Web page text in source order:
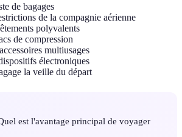
de bagages
de la compagnie aérienne
polyvalents
de compression
multiusages
électroniques
la veille du départ
est l'avantage principal de voyager